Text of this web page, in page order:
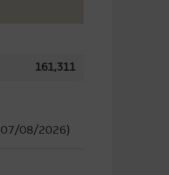
161,311
07/08/2026)